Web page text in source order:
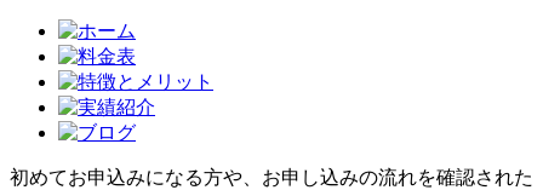
初めてお申込みになる方や、お申し込みの流れを確認された